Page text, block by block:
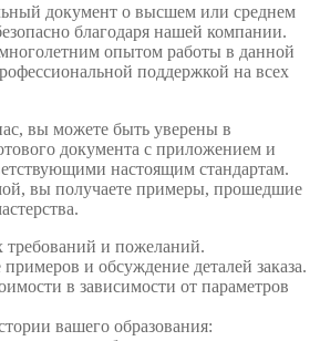
документ о высшем или среднем
благодаря нашей компании.
опытом работы в данной
поддержкой на всех
вы можете быть уверены в
документа с приложением и
настоящим стандартам.
вы получаете примеры, прошедшие
требований и пожеланий.
и обсуждение деталей заказа.
в зависимости от параметров
вашего образования: